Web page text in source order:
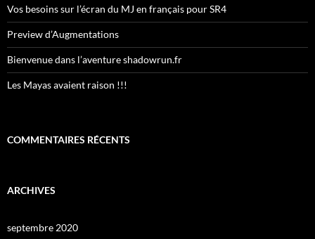
Vos besoins sur l’écran du MJ en français pour SR4
Preview d’Augmentations
Bienvenue dans l’aventure shadowrun.fr
Les Mayas avaient raison !!!
COMMENTAIRES RÉCENTS
ARCHIVES
septembre 2020